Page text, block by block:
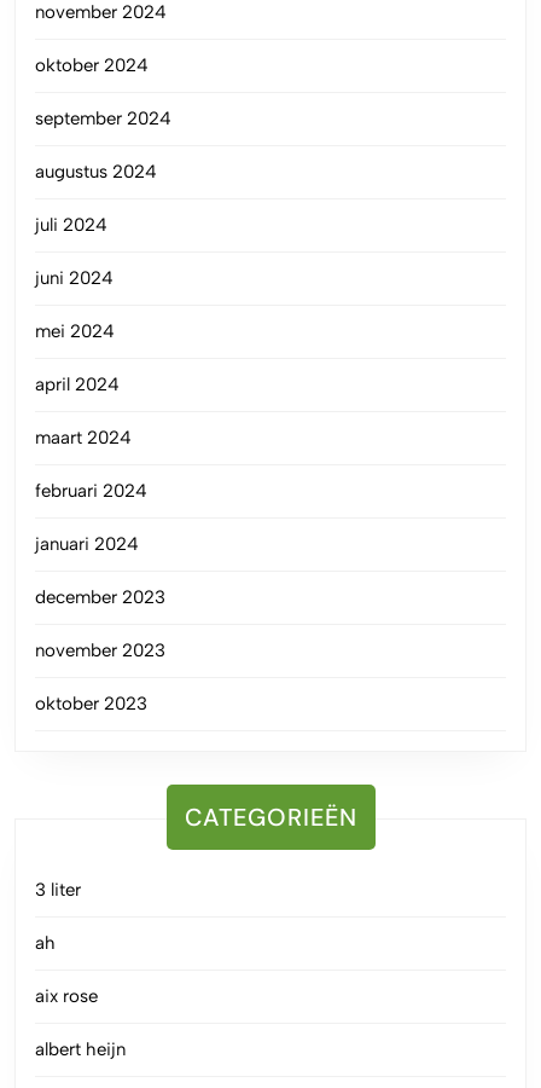
november 2024
oktober 2024
september 2024
augustus 2024
juli 2024
juni 2024
mei 2024
april 2024
maart 2024
februari 2024
januari 2024
december 2023
november 2023
oktober 2023
CATEGORIEËN
3 liter
ah
aix rose
albert heijn